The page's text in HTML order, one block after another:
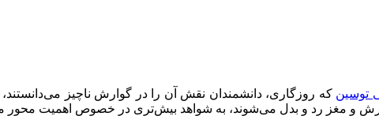
توسین که روزگاری، دانشمندان نقش آن را در گوارش ناچیز
و مغز رد و بدل می‌شوند، به شواهد بیش‌تری در خصوص اهمیت محور